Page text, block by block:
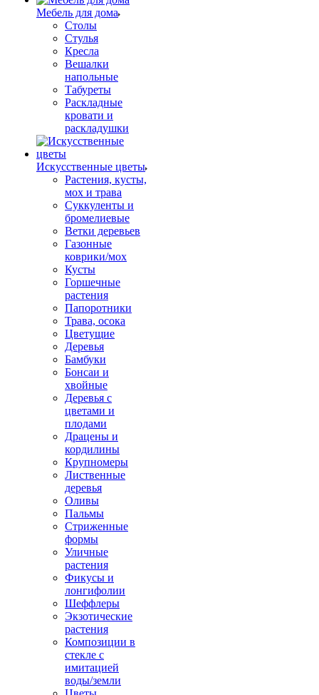
Мебель для дома
Столы
Стулья
Кресла
Вешалки
напольные
Табуреты
Раскладные
кровати и
раскладушки
Искусственные цветы
Растения, кусты,
мох и трава
Суккуленты и
бромелиевые
Ветки деревьев
Газонные
коврики/мох
Кусты
Горшечные
растения
Папоротники
Трава, осока
Цветущие
Деревья
Бамбуки
Бонсаи и
хвойные
Деревья с
цветами и
плодами
Драцены и
кордилины
Крупномеры
Лиственные
деревья
Оливы
Пальмы
Стриженные
формы
Уличные
растения
Фикусы и
лонгифолии
Шеффлеры
Экзотические
растения
Композиции в
стекле с
имитацией
воды/земли